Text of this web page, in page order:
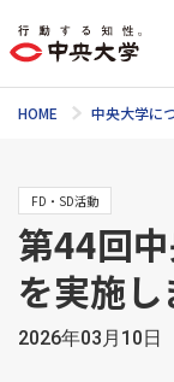
HOME 中央大学に
FD・SD活動
第44回
を実施し
2026年03月10日